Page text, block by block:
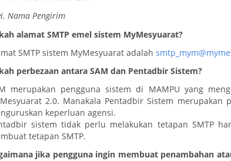
Nama Pengirim
alamat SMTP emel sistem MyMesyuarat?
SMTP sistem MyMesyuarat adalah
perbezaan antara SAM dan Pentadbir Sistem?
merupakan pengguna sistem di MAMPU yang
2.0. Manakala Pentadbir Sistem merupakan
keperluan agensi.
sistem tidak perlu melakukan tetapan SMTP
tetapan SMTP.
jika pengguna ingin membuat penambahan